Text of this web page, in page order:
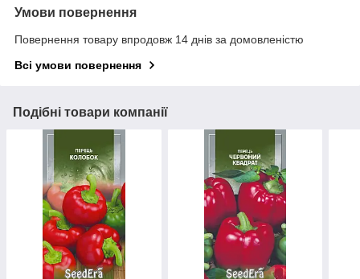
Умови повернення
Повернення товару впродовж 14 днів за домовленістю
Всі умови повернення
Подібні товари компанії